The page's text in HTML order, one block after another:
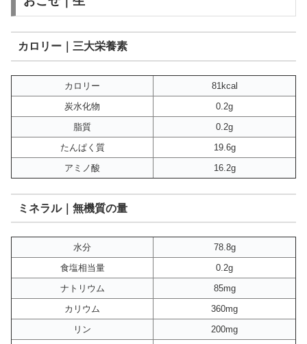
カロリー｜三大栄養素
カロリー
81kcal
炭水化物
0.2g
脂質
0.2g
たんぱく質
19.6g
アミノ酸
16.2g
ミネラル｜無機質の量
水分
78.8g
食塩相当量
0.2g
ナトリウム
85mg
カリウム
360mg
リン
200mg